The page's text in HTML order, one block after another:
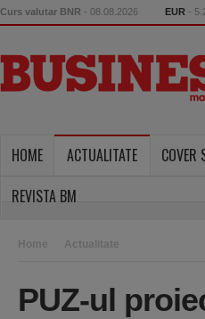
Curs valutar BNR - 08.08.2026 EUR -
HOME ACTUALITATE COVER
REVISTA BM
Home Actualitate
PUZ-ul